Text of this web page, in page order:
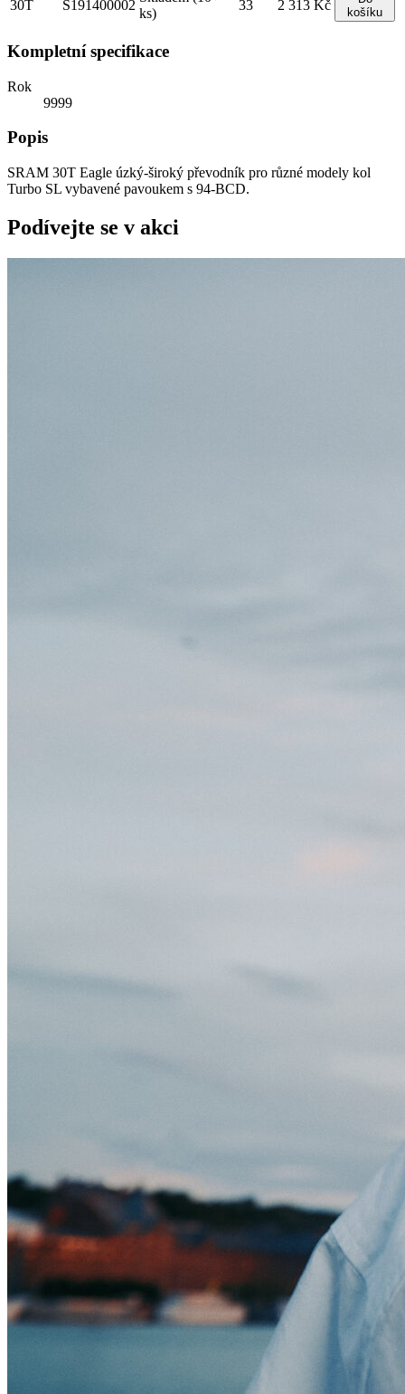
30T S191400002
ks)
33 2 313 Kč
košíku
Kompletní specifikace
Rok
9999
Popis
SRAM 30T Eagle úzký-široký převodník pro různé modely kol
Turbo SL vybavené pavoukem s 94-BCD.
Podívejte se v akci